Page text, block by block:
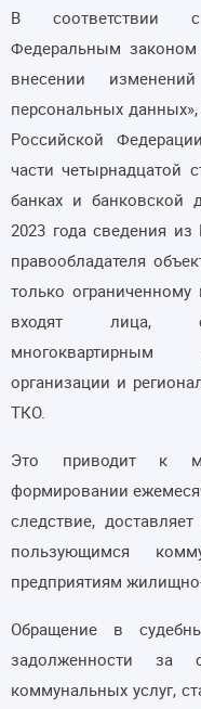
В соответствии
Федеральным
внесении
персональных
Российской
части четырнадцатой
банках и банковской
2023 года сведения
правообладателя
только
входят лица,
многоквартирным
организации и
ТКО.
Это приводит к
формировании
следствие,
пользующимся
предприятиям
Обращение в
задолженности за
коммунальных услуг,